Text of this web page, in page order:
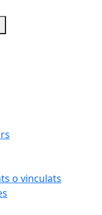
o vinculats